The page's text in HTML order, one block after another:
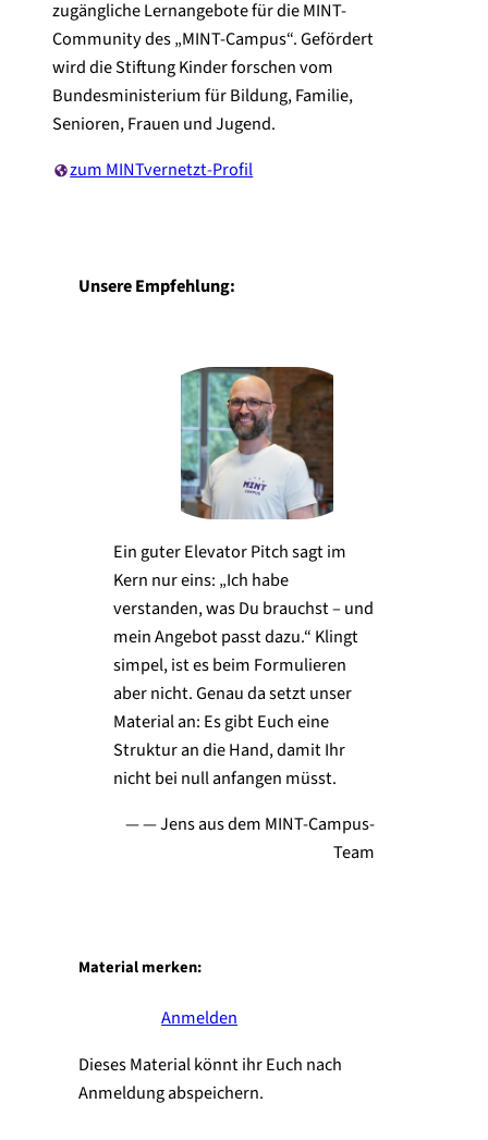
zugängliche Lernangebote für die MINT-
Community des „MINT-Campus“. Gefördert
wird die Stiftung Kinder forschen vom
Bundesministerium für Bildung, Familie,
Senioren, Frauen und Jugend.
zum MINTvernetzt-Profil
Unsere Empfehlung:
Ein guter Elevator Pitch sagt im
Kern nur eins: „Ich habe
verstanden, was Du brauchst – und
mein Angebot passt dazu.“ Klingt
simpel, ist es beim Formulieren
aber nicht. Genau da setzt unser
Material an: Es gibt Euch eine
Struktur an die Hand, damit Ihr
nicht bei null anfangen müsst.
— — Jens aus dem MINT-Campus-
Team
Material merken:
Anmelden
Dieses Material könnt ihr Euch nach
Anmeldung abspeichern.